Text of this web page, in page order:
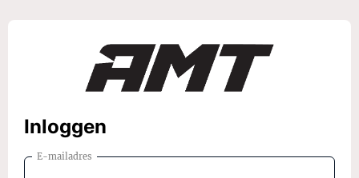
Inloggen
E-mailadres